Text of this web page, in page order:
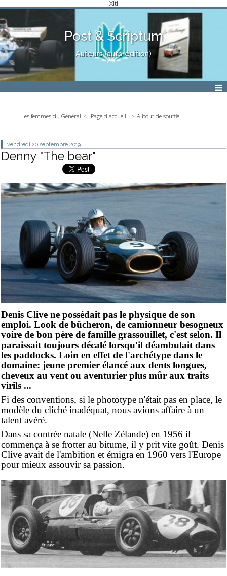
Xiti
Post & Scriptum
Auteurs (auto édition)
Les femmes du Général Page d'accueil A bout de souffle
vendredi 20 septembre 2019
Denny "The bear"
Denis Clive ne possédait pas le physique de son
emploi. Look de bûcheron, de camionneur besogneux
voire de bon père de famille grassouillet, c'est selon. Il
paraissait toujours décalé lorsqu'il déambulait dans
les paddocks. Loin en effet de l'archétype dans le
domaine: jeune premier élancé aux dents longues,
cheveux au vent ou aventurier plus mûr aux traits
virils ...
Fi des conventions, si le phototype n'était pas en place, le
modèle du cliché inadéquat, nous avions affaire à un
talent avéré.
Dans sa contrée natale (Nelle Zélande) en 1956 il
commença à se frotter au bitume, il y prit vite goût. Denis
Clive avait de l'ambition et émigra en 1960 vers l'Europe
pour mieux assouvir sa passion.